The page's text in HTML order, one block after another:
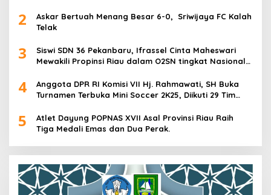
2
Askar Bertuah Menang Besar 6-0, Sriwijaya FC Kalah
Telak
3
Siswi SDN 36 Pekanbaru, Ifrassel Cinta Maheswari
Mewakili Propinsi Riau dalam O2SN tingkat Nasional
4
Anggota DPR RI Komisi VII Hj. Rahmawati, SH Buka
Turnamen Terbuka Mini Soccer 2K25, Diikuti 29 Tim
5
Atlet Dayung POPNAS XVII Asal Provinsi Riau Raih
Tiga Medali Emas dan Dua Perak.